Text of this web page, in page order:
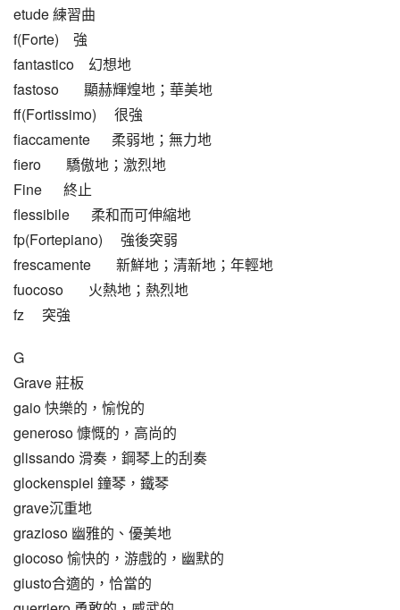
etude 練習曲
f(Forte)    強
fantastico    幻想地
fastoso       顯赫輝煌地；華美地
ff(Fortissimo)     很強
fiaccamente      柔弱地；無力地
fiero       驕傲地；激烈地
Fine      終止
flessibile      柔和而可伸縮地
fp(Fortepiano)     強後突弱
frescamente       新鮮地；清新地；年輕地
fuocoso       火熱地；熱烈地
fz     突強
G
Grave 莊板
gaio 快樂的，愉悅的
generoso 慷慨的，高尚的
glissando 滑奏，鋼琴上的刮奏
glockenspiel 鐘琴，鐵琴
grave沉重地
grazioso 幽雅的、優美地
giocoso 愉快的，游戲的，幽默的
giusto合適的，恰當的